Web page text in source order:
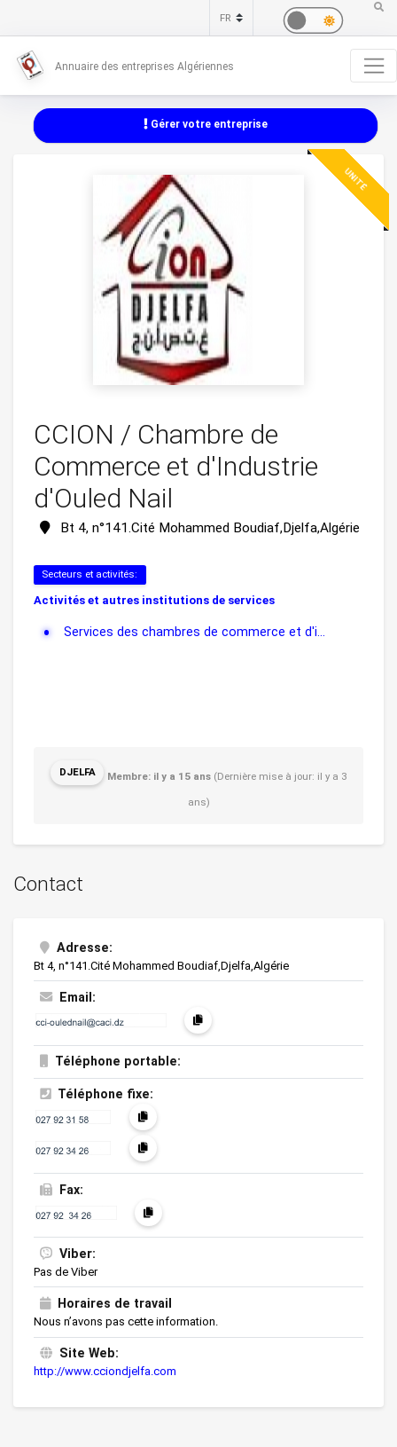
Annuaire des entreprises Algériennes
Gérer votre entreprise
UNITÉ
CCION / Chambre de
Commerce et d'Industrie
d'Ouled Nail
Bt 4, n°141.Cité Mohammed Boudiaf,Djelfa,Algérie
Secteurs et activités:
Activités et autres institutions de services
Services des chambres de commerce et d'i...
DJELFA Membre: il y a 15 ans (Dernière mise à jour: il y a 3
ans)
Contact
Adresse:
Bt 4, n°141.Cité Mohammed Boudiaf,Djelfa,Algérie
Email:
Téléphone portable:
Téléphone fixe:
Fax:
Viber:
Pas de Viber
Horaires de travail
Nous n’avons pas cette information.
Site Web:
http://www.cciondjelfa.com